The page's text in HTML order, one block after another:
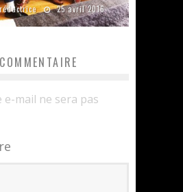
25 avril 2016
e-mail ne sera pas